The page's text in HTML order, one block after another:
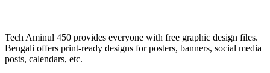
Tech Aminul 450 provides everyone with free graphic design files.
Bengali offers print-ready designs for posters, banners, social media
posts, calendars, etc.